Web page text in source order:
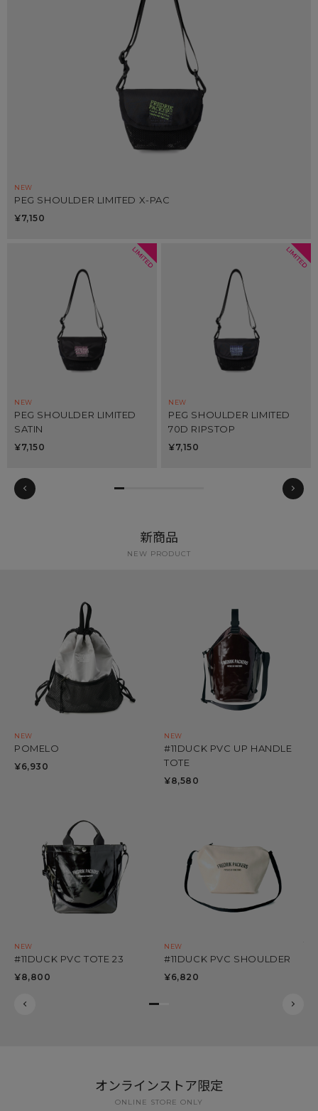
PEG SHOULDER LIMITED X-PAC
¥7,150
PEG SHOULDER LIMITED
SATIN
¥7,150
PEG SHOULDER LIMITED
70D RIPSTOP
¥7,150
新商品
NEW PRODUCT
POMELO
¥6,930
#11DUCK PVC UP HANDLE
TOTE
¥8,580
#11DUCK PVC TOTE 23
¥8,800
#11DUCK PVC SHOULDER
¥6,820
オンラインストア限定
ONLINE STORE ONLY